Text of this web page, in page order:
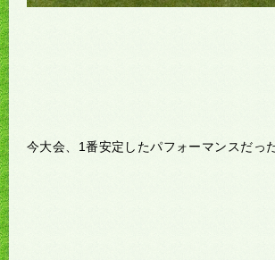
今大会、1番安定したパフォーマンスだっ